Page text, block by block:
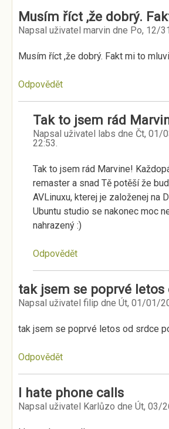
Musím říct ,že dobrý.
Napsal uživatel marvin dne Po, 12/
Musím říct ,že dobrý. Fakt mi to
Odpovědět
Tak to jsem rád
Napsal uživatel labs dne Čt, 01/
22:53.
Tak to jsem rád Marvine!
remaster a snad Tě potěší že
AVLinuxu, kterej je založenej na
Ubuntu studio se nakonec moc
nahrazený :)
Odpovědět
tak jsem se poprvé letos
Napsal uživatel filip dne Út, 01/01/
tak jsem se poprvé letos od srdce
Odpovědět
I hate phone calls
Napsal uživatel Karlůzo dne Út, 03/